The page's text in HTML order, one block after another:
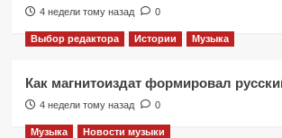
4 недели тому назад 0
Выбор редактора Истории Музыка
Как магнитоиздат формировал
4 недели тому назад 0
Музыка Новости музыки